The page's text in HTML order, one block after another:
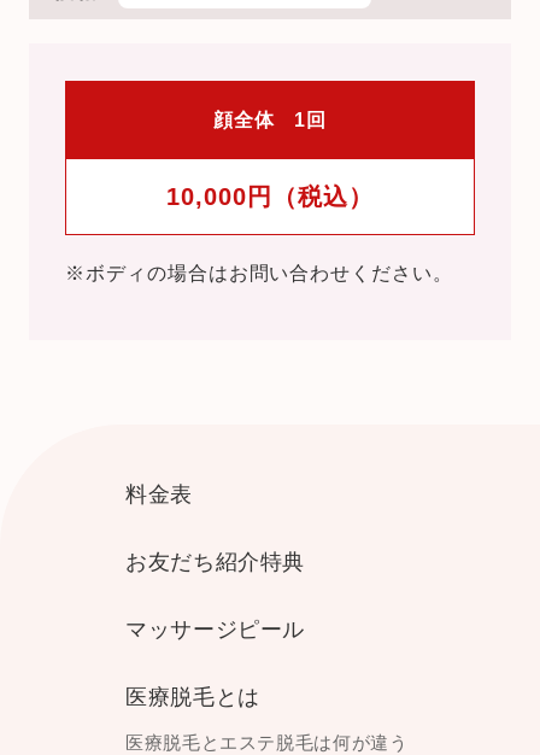
顔全体 1回
10,000円（税込）
※ボディの場合はお問い合わせください。
料金表
お友だち紹介特典
マッサージピール
医療脱毛とは
医療脱毛とエステ脱毛は何が違う